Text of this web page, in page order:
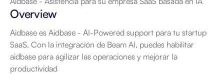
Overview
Aidbase es Aidbase - AI-Powered support para tu startup
SaaS. Con la integración de Beam AI, puedes habilitar
aidbase para agilizar las operaciones y mejorar la
productividad